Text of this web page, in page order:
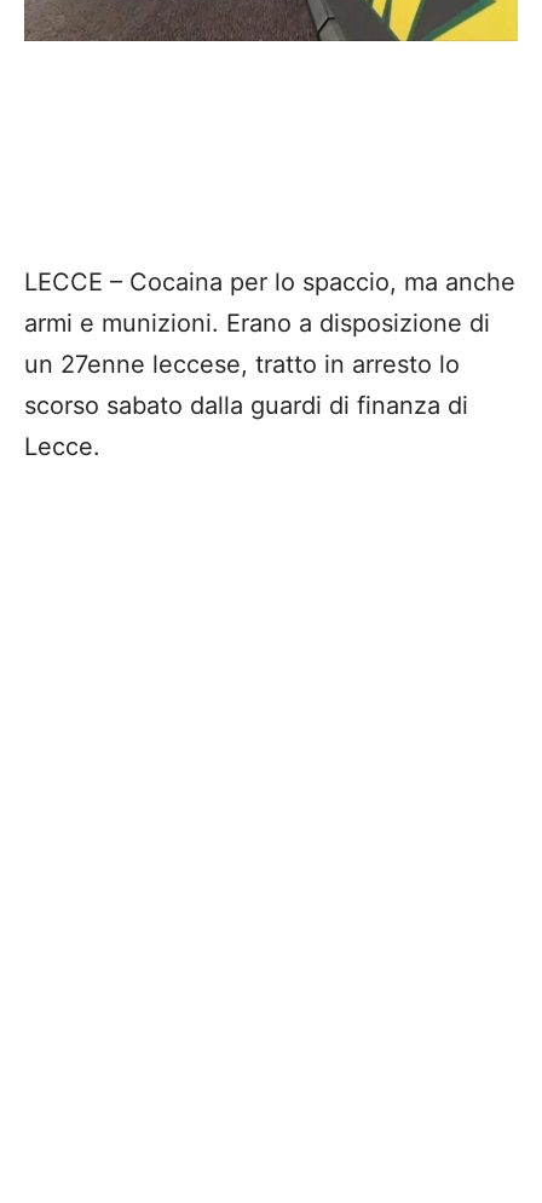
LECCE – Cocaina per lo spaccio, ma anche
armi e munizioni. Erano a disposizione di
un 27enne leccese, tratto in arresto lo
scorso sabato dalla guardi di finanza di
Lecce.